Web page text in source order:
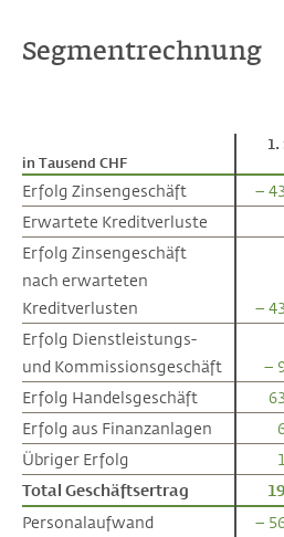
Segmentrechnung
in Tausend CHF
1.
Erfolg Zinsengeschäft –
Erwartete Kreditverluste
Erfolg Zinsengeschäft
nach erwarteten
Kreditverlusten
–
Erfolg Dienstleistungs-
und Kommissionsgeschäft
–
Erfolg Handelsgeschäft
Erfolg aus Finanzanlagen
Übriger Erfolg
Total Geschäftsertrag
Personalaufwand
–
in Tausend CHF
Erfolg Zinsengeschäft
Erwartete Kreditverluste
Erfolg Zinsengeschäft
nach erwarteten
Kreditverlusten
Erfolg Dienstleistungs-
und Kommissionsgeschäft
Erfolg Handelsgeschäft
Erfolg aus Finanzanlagen
Übriger Erfolg
Total Geschäftsertrag
Personalaufwand